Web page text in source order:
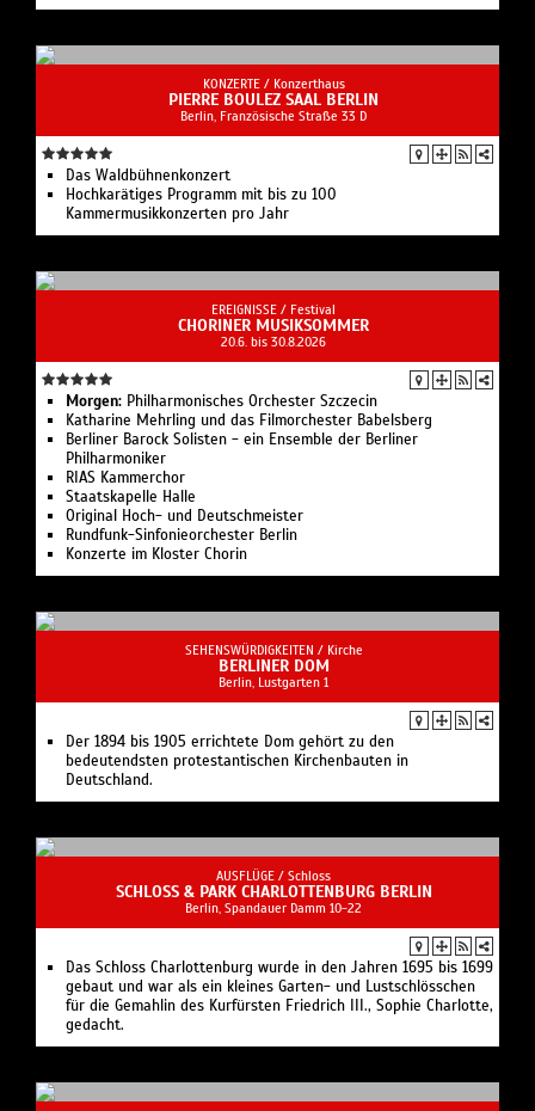
KONZERTE / Konzerthaus
PIERRE BOULEZ SAAL BERLIN
Berlin, Französische Straße 33 D
Das Waldbühnenkonzert
Hochkarätiges Programm mit bis zu 100
Kammermusikkonzerten pro Jahr
EREIGNISSE / Festival
CHORINER MUSIKSOMMER
20.6. bis 30.8.2026
Morgen: Philharmonisches Orchester Szczecin
Katharine Mehrling und das Filmorchester Babelsberg
Berliner Barock Solisten - ein Ensemble der Berliner
Philharmoniker
RIAS Kammerchor
Staatskapelle Halle
Original Hoch- und Deutschmeister
Rundfunk-Sinfonieorchester Berlin
Konzerte im Kloster Chorin
SEHENSWÜRDIGKEITEN / Kirche
BERLINER DOM
Berlin, Lustgarten 1
Der 1894 bis 1905 errichtete Dom gehört zu den
bedeutendsten protestantischen Kirchenbauten in
Deutschland.
AUSFLÜGE / Schloss
SCHLOSS & PARK CHARLOTTENBURG BERLIN
Berlin, Spandauer Damm 10-22
Das Schloss Charlottenburg wurde in den Jahren 1695 bis 1699
gebaut und war als ein kleines Garten- und Lustschlösschen
für die Gemahlin des Kurfürsten Friedrich III., Sophie Charlotte,
gedacht.